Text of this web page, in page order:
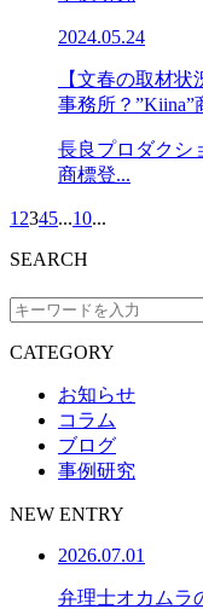
2024.05.24
【文春の取材
事務所？”Kiina”
長良プロダクシ
商標登...
1 2345...10...
SEARCH
CATEGORY
お知らせ
コラム
ブログ
事例研究
NEW ENTRY
2026.07.01
弁理士オカムラ